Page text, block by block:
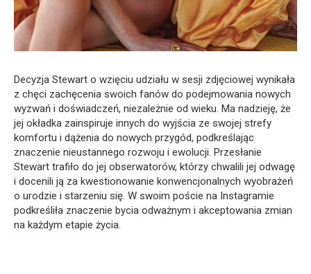
Decyzja Stewart o wzięciu udziału w sesji zdjęciowej wynikała
z chęci zachęcenia swoich fanów do podejmowania nowych
wyzwań i doświadczeń, niezależnie od wieku. Ma nadzieję, że
jej okładka zainspiruje innych do wyjścia ze swojej strefy
komfortu i dążenia do nowych przygód, podkreślając
znaczenie nieustannego rozwoju i ewolucji. Przesłanie
Stewart trafiło do jej obserwatorów, którzy chwalili jej odwagę
i docenili ją za kwestionowanie konwencjonalnych wyobrażeń
o urodzie i starzeniu się. W swoim poście na Instagramie
podkreśliła znaczenie bycia odważnym i akceptowania zmian
na każdym etapie życia.